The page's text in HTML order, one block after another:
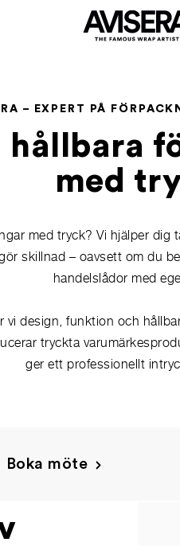
– EXPERT PÅ
hållbara
med
med tryck? Vi hjälper
skillnad – oavsett om du
handelslådor med
vi design, funktion och
tryckta
ger ett professionellt
Boka möte